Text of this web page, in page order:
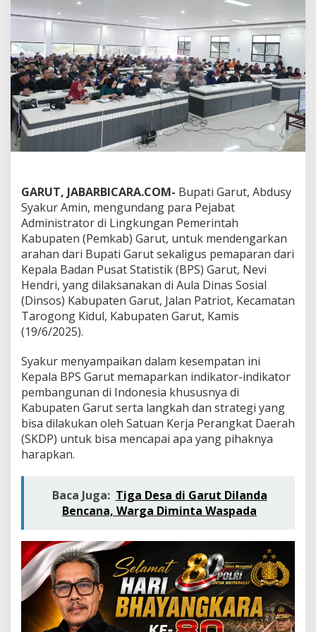
i
i
s
t
a
t
r
,
p
a
t
i
G
a
r
u
B
e
a
a
p
V
i
s
i
s
i
a
k
u
r
-
P
GARUT, JABARBICARA.COM- Bupati Garut, Abdusy
Syakur Amin, mengundang para Pejabat
Administrator di Lingkungan Pemerintah
Kabupaten (Pemkab) Garut, untuk mendengarkan
arahan dari Bupati Garut sekaligus pemaparan dari
Kepala Badan Pusat Statistik (BPS) Garut, Nevi
Hendri, yang dilaksanakan di Aula Dinas Sosial
(Dinsos) Kabupaten Garut, Jalan Patriot, Kecamatan
Tarogong Kidul, Kabupaten Garut, Kamis
(19/6/2025).
Syakur menyampaikan dalam kesempatan ini
Kepala BPS Garut memaparkan indikator-indikator
pembangunan di Indonesia khususnya di
Kabupaten Garut serta langkah dan strategi yang
bisa dilakukan oleh Satuan Kerja Perangkat Daerah
(SKDP) untuk bisa mencapai apa yang pihaknya
harapkan.
Baca Juga: Tiga Desa di Garut Dilanda
Bencana, Warga Diminta Waspada